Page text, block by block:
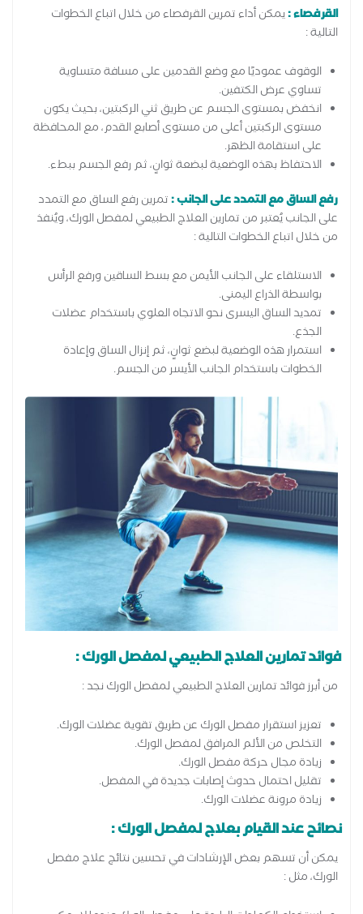
القرفصاء :يمكن أداء تمرين القرفصاء من خلال اتباع الخطوات
التالية :
الوقوف عموديًا مع وضع القدمين على مسافة متساوية
تساوي عرض الكتفين.
انخفض بمستوى الجسم عن طريق ثني الركبتين، بحيث يكون
مستوى الركبتين أعلى من مستوى أصابع القدم، مع المحافظة
على استقامة الظهر.
الاحتفاظ بهذه الوضعية لبضعة ثوانٍ، ثم رفع الجسم ببطء.
رفع الساق مع التمدد على الجانب :تمرين رفع الساق مع التمدد
على الجانب يُعتبر من تمارين العلاج الطبيعي لمفصل الورك، ويُنفذ
من خلال اتباع الخطوات التالية :
الاستلقاء على الجانب الأيمن مع بسط الساقين ورفع الرأس
بواسطة الذراع اليمنى.
تمديد الساق اليسرى نحو الاتجاه العلوي باستخدام عضلات
الجذع.
استمرار هذه الوضعية لبضع ثوانٍ، ثم إنزال الساق وإعادة
الخطوات باستخدام الجانب الأيسر من الجسم.
فوائد تمارين العلاج الطبيعي لمفصل الورك :
من أبرز فوائد تمارين العلاج الطبيعي لمفصل الورك نجد :
تعزيز استقرار مفصل الورك عن طريق تقوية عضلات الورك.
التخلص من الألم المرافق لمفصل الورك.
زيادة مجال حركة مفصل الورك.
تقليل احتمال حدوث إصابات جديدة في المفصل.
زيادة مرونة عضلات الورك.
نصائح عند القيام بعلاج لمفصل الورك :
يمكن أن تسهم بعض الإرشادات في تحسين نتائج علاج مفصل
الورك، مثل :